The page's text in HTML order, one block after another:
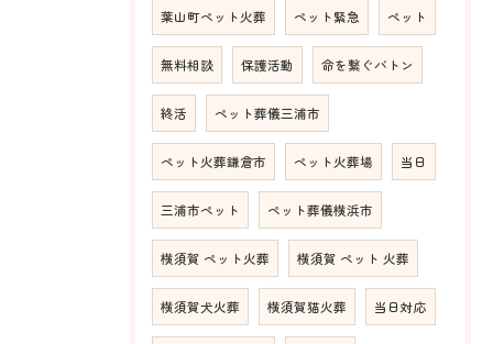
葉山町ペット火葬 ペット緊急 ペット
無料相談 保護活動 命を繋ぐバトン
終活 ペット葬儀三浦市
ペット火葬鎌倉市 ペット火葬場 当日
三浦市ペット ペット葬儀横浜市
横須賀 ペット火葬 横須賀 ペット 火葬
横須賀犬火葬 横須賀猫火葬 当日対応